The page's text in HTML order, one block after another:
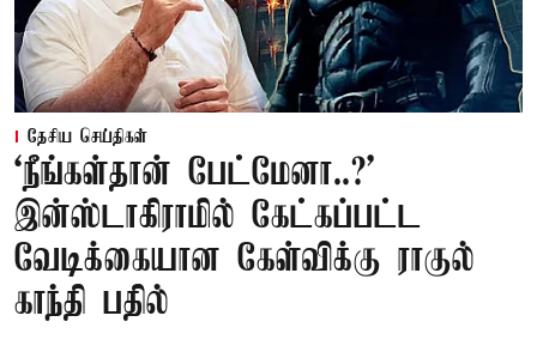
தேசிய செய்திகள்
‘நீங்கள்தான் பேட்மேனா..?’
இன்ஸ்டாகிராமில் கேட்கப்பட்ட
வேடிக்கையான கேள்விக்கு ராகுல்
காந்தி பதில்